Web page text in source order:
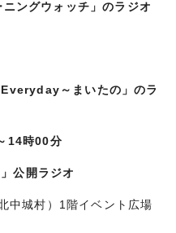
グウォッチ」のラジオ
～まいたの」のラ
14時00分
公開ラジオ
中城村）1階イベント広場